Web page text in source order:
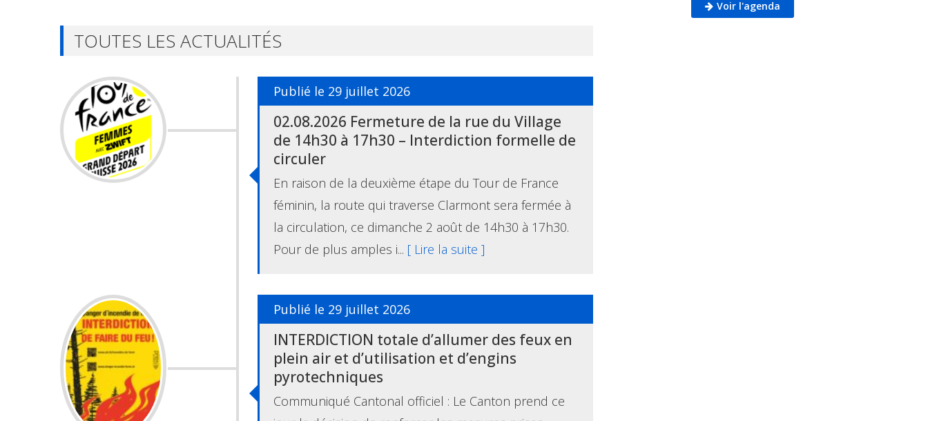
TOUTES LES ACTUALITÉS
Publié le 29 juillet 2026
02.08.2026 Fermeture de la rue du Village
de 14h30 à 17h30 – Interdiction formelle de
circuler
En raison de la deuxième étape du Tour de France
féminin, la route qui traverse Clarmont sera fermée à
la circulation, ce dimanche 2 août de 14h30 à 17h30.
Pour de plus amples i... [ Lire la suite ]
Publié le 29 juillet 2026
INTERDICTION totale d’allumer des feux en
plein air et d’utilisation et d’engins
pyrotechniques
Communiqué Cantonal officiel : Le Canton prend ce
Voir l'agenda